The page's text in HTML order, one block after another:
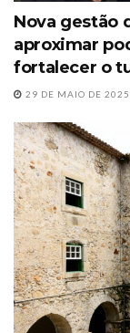
Nova gestão
aproximar
fortalecer o
29 DE MAIO DE 2025